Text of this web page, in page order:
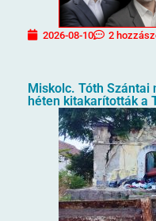
2026-08-10 2
Miskolc. Tóth Szántai
héten kitakarították a